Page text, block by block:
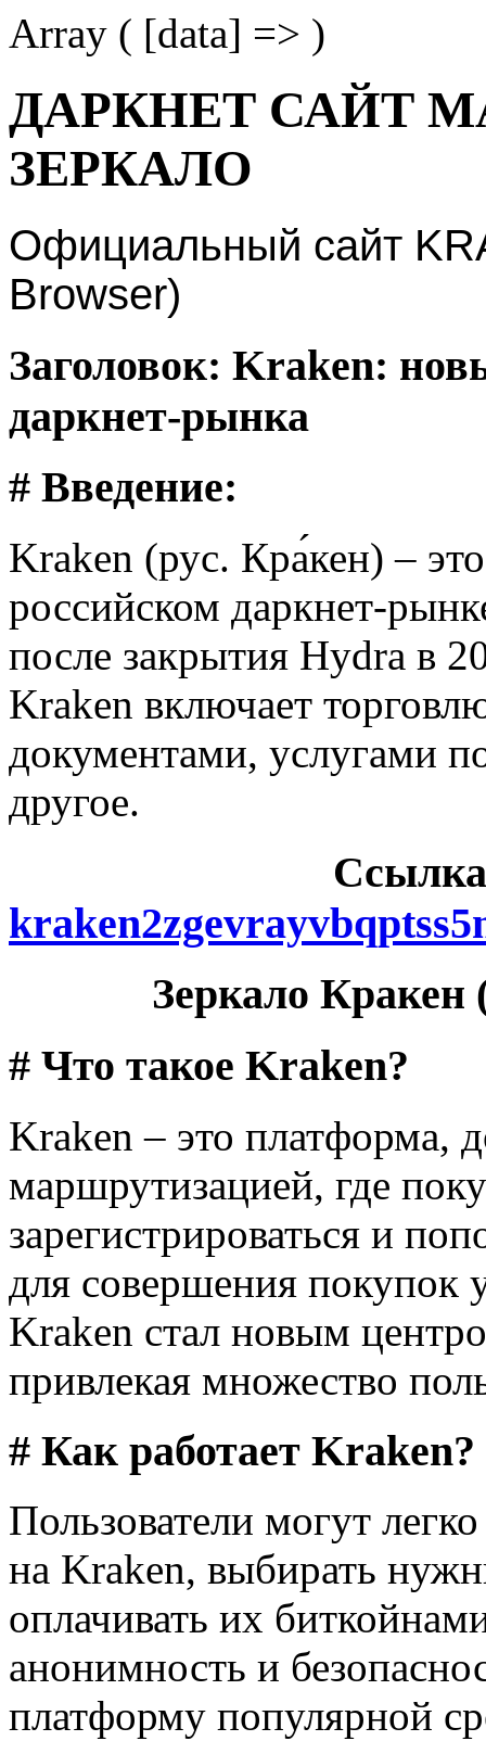
Array ( [data] => )
ДАРКНЕТ САЙТ
ЗЕРКАЛО
Официальный сайт
Browser)
Заголовок: Kraken:
даркнет-рынка
# Введение:
Kraken (рус. Кра́кен) –
российском даркнет-
после закрытия Hydra в
Kraken включает
документами, услугами
другое.
Зеркало Кракен
# Что такое Kraken?
Kraken – это платформа,
маршрутизацией, где
зарегистрироваться и
для совершения покупок
Kraken стал новым
привлекая множество
# Как работает Kraken?
Пользователи могут
на Kraken, выбирать
оплачивать их
анонимность и
платформу популярной